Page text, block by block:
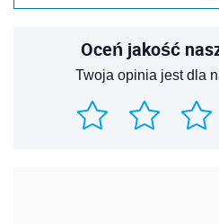
Oceń jakość
Twoja opinia jest dla